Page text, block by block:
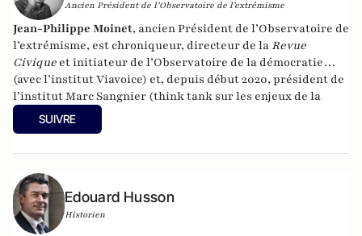
Ancien Président de l’Observatoire de l’extrémisme
Jean-Philippe Moinet, ancien Président de l’Observatoire de
l’extrémisme, est chroniqueur, directeur de la Revue
Civique etinitiateur de l’Observatoire de la démocratie
(avec l’institut Viavoice) et, depuis début 2020, président de
l’institut Marc Sangnier (think tank sur les enjeux de la
démocratie).
Son compte Twitter :
SUIVRE
Edouard Husson
Historien